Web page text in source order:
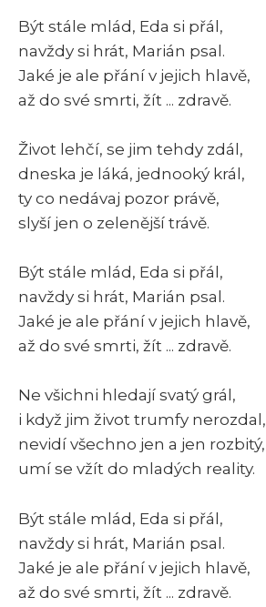
Být stále mlád, Eda si přál,
navždy si hrát, Marián psal.
Jaké je ale přání v jejich hlavě,
až do své smrti, žít ... zdravě.
Život lehčí, se jim tehdy zdál,
dneska je láká, jednooký král,
ty co nedávaj pozor právě,
slyší jen o zelenější trávě.
Být stále mlád, Eda si přál,
navždy si hrát, Marián psal.
Jaké je ale přání v jejich hlavě,
až do své smrti, žít ... zdravě.
Ne všichni hledají svatý grál,
i když jim život trumfy nerozdal,
nevidí všechno jen a jen rozbitý,
umí se vžít do mladých reality.
Být stále mlád, Eda si přál,
navždy si hrát, Marián psal.
Jaké je ale přání v jejich hlavě,
až do své smrti, žít ... zdravě.